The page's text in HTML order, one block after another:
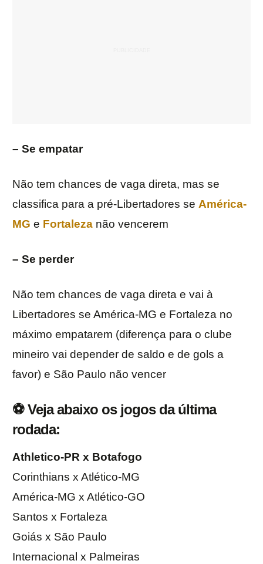
– Se empatar
Não tem chances de vaga direta, mas se
classifica para a pré-Libertadores se América-
MG e Fortaleza não vencerem
– Se perder
Não tem chances de vaga direta e vai à
Libertadores se América-MG e Fortaleza no
máximo empatarem (diferença para o clube
mineiro vai depender de saldo e de gols a
favor) e São Paulo não vencer
⚽ Veja abaixo os jogos da última
rodada:
Athletico-PR x Botafogo
Corinthians x Atlético-MG
América-MG x Atlético-GO
Santos x Fortaleza
Goiás x São Paulo
Internacional x Palmeiras